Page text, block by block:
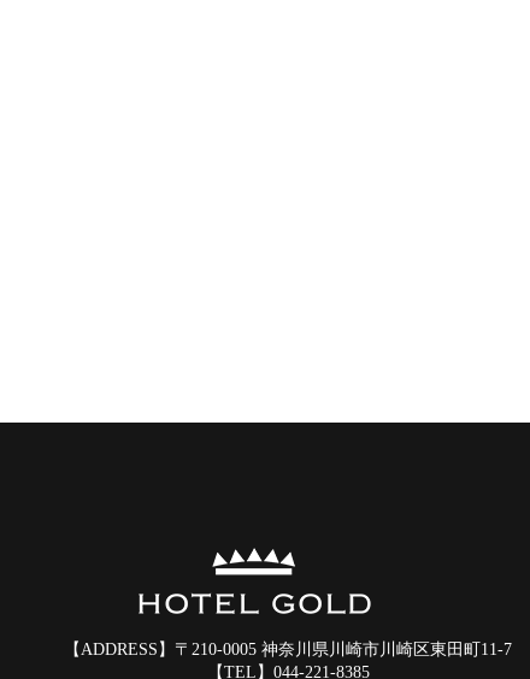
【ADDRESS】 〒210-0005 神奈川県川崎市川崎区東田町11-7
【TEL】 044-221-8385